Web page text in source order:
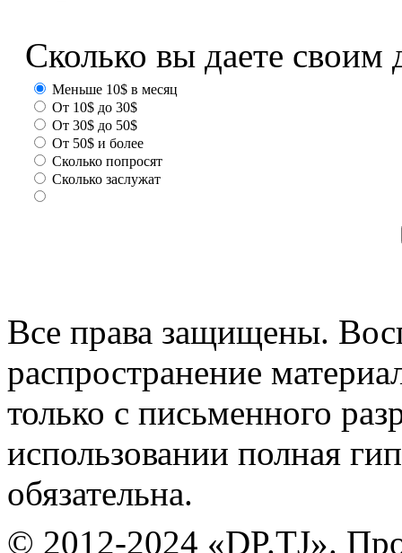
Сколько вы даете своим
Меньше 10$ в месяц
От 10$ до 30$
От 30$ до 50$
От 50$ и более
Сколько попросят
Сколько заслужат
Все права защищены.
распространение
только с письменного
использовании полная
обязательна.
© 2012-2024 «DP.TJ».